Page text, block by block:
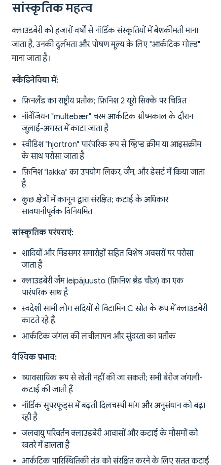
सांस्कृतिक महत्व
क्लाउडबेरी को हजारों वर्षों से नॉर्डिक संस्कृतियों में बेशकीमती माना
जाता है, उनकी दुर्लभता और पोषण मूल्य के लिए "आर्कटिक गोल्ड"
माना जाता है।
स्कैंडिनेविया में:
फ़िनलैंड का राष्ट्रीय प्रतीक; फ़िनिश 2 यूरो सिक्के पर चित्रित
नॉर्वेजियन "multebær" चरम आर्कटिक ग्रीष्मकाल के दौरान
जुलाई-अगस्त में काटा जाता है
स्वीडिश "hjortron" पारंपरिक रूप से व्हिप्ड क्रीम या आइसक्रीम
के साथ परोसा जाता है
फ़िनिश "lakka" का उपयोग लिकर, जैम, और डेसर्ट में किया जाता
है
कुछ क्षेत्रों में कानून द्वारा संरक्षित; कटाई के अधिकार
सावधानीपूर्वक विनियमित
सांस्कृतिक परंपराएं:
शादियों और मिडसमर समारोहों सहित विशेष अवसरों पर परोसा
जाता है
क्लाउडबेरी जैम leipäjuusto (फ़िनिश ब्रेड चीज़) का एक
पारंपरिक साथ है
स्वदेशी सामी लोग सदियों से विटामिन C स्रोत के रूप में क्लाउडबेरी
काटते रहे हैं
आर्कटिक जंगल की लचीलापन और सुंदरता का प्रतीक
वैश्विक प्रभाव:
व्यावसायिक रूप से खेती नहीं की जा सकती; सभी बेरीज जंगली-
कटाई की जाती हैं
नॉर्डिक सुपरफूड्स में बढ़ती दिलचस्पी मांग और अनुसंधान को बढ़ा
रही है
जलवायु परिवर्तन क्लाउडबेरी आवासों और कटाई के मौसमों को
खतरे में डालता है
आर्कटिक पारिस्थितिकी तंत्र को संरक्षित करने के लिए सतत कटाई